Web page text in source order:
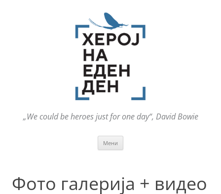
„We could be heroes just for one day“, David Bowie
Мени
Фото галерија + видео